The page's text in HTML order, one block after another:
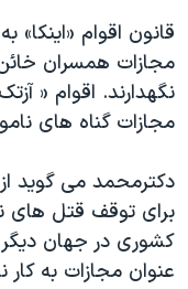
قانون اقوام «اینکا»
مجازات همسران
نگهدارند. اقوام «
مجازات گناه های
دکترمحمد می گوید
برای توقف قتل های
کشوری در جهان
عنوان مجازات به کار